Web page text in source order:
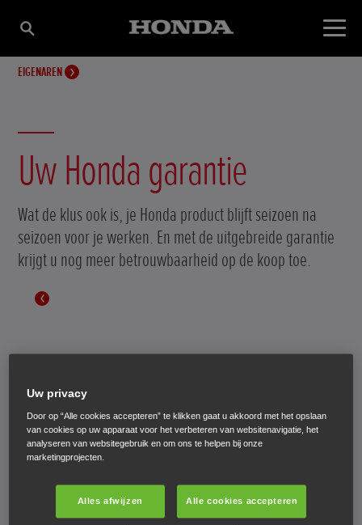
EIGENAREN
Uw Honda garantie
Wat de klus ook is, je Honda product blijft seizoen na
seizoen voor je werken. En met de uitgebreide garantie
krijgt u nog meer betrouwbaarheid op de koop toe.
Honda producten worden gedekt door één van de meest
uitgebreide garanties op de markt, die zowel fabricage-
als materiaalfouten dekt. Uw dealer moet uw
garantiekaart registreren op het moment van aankoop.
Dit is hoe de Honda garantie wordt geactiveerd.
Om de geldigheid van uw garantie (en eventuele
Uw privacy
Door op “Alle cookies accepteren” te klikken gaat u akkoord met het opslaan
van cookies op uw apparaat voor het verbeteren van websitenavigatie, het
analyseren van websitegebruik en om ons te helpen bij onze
marketingprojecten.
Alles afwijzen Alle cookies accepteren